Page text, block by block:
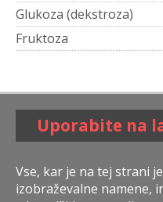
Glukoza (dekstroza)
Fruktoza
Uporabite na
Vse, kar je na tej strani
izobraževalne namene,